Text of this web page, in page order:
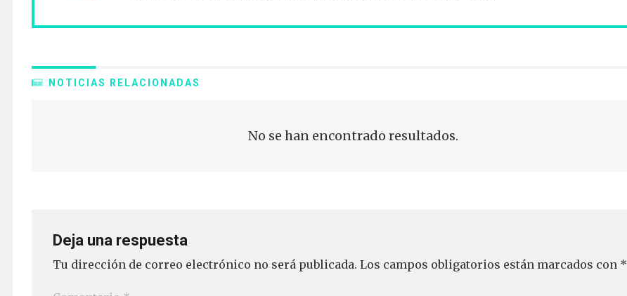
NOTICIAS RELACIONADAS
No se han encontrado resultados.
Deja una respuesta
Tu dirección de correo electrónico no será publicada. Los campos obligatorios están marcados con *